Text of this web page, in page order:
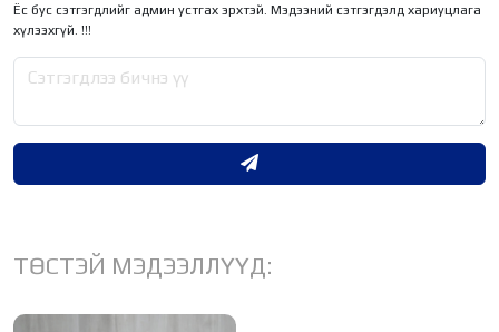
Ёс бус сэтгэгдлийг админ устгах эрхтэй. Мэдээний сэтгэгдэлд хариуцлага
хүлээхгүй. !!!
ТӨСТЭЙ МЭДЭЭЛЛҮҮД: